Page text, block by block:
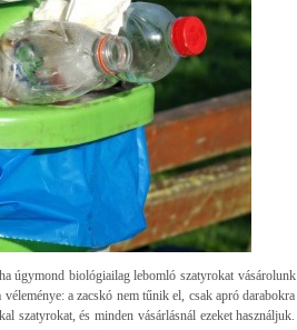
úgymond biológiailag lebomló szatyrokat vásárolunk
a zacskó nem tűnik el, csak apró darabokra
szatyrokat, és minden vásárlásnál ezeket használjuk.